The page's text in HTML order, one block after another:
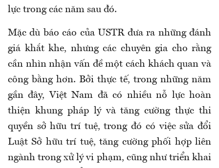
lực trong các năm sau đó.
Mặc dù báo cáo của USTR đưa ra những đánh
giá khắt khe, nhưng các chuyên gia cho rằng
cần nhìn nhận vấn đề một cách khách quan và
công bằng hơn. Bởi thực tế, trong những năm
gần đây, Việt Nam đã có nhiều nỗ lực hoàn
thiện khung pháp lý và tăng cường thực thi
quyền sở hữu trí tuệ, trong đó có việc sửa đổi
Luật Sở hữu trí tuệ, tăng cường phối hợp liên
ngành trong xử lý vi phạm, cũng như triển khai